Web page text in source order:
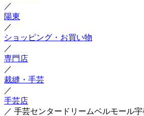
／
陽東
／
ショッピング・お買い物
／
専門店
／
裁縫・手芸
／
手芸店
／ 手芸センタードリームベルモール